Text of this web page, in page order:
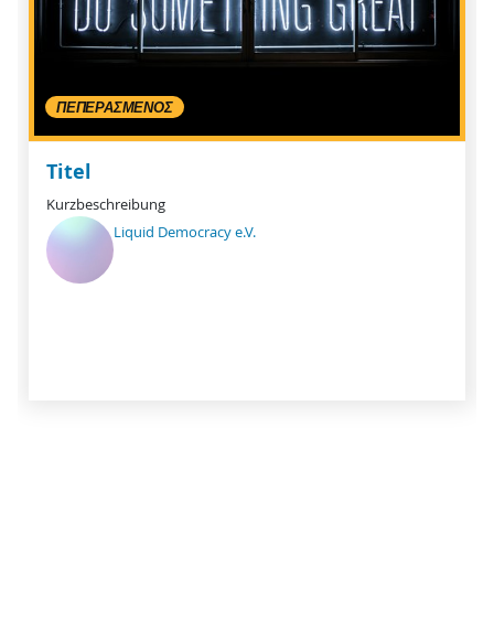
ΠΕΠΕΡΑΣΜΈΝΟΣ
Titel
Kurzbeschreibung
Liquid Democracy e.V.